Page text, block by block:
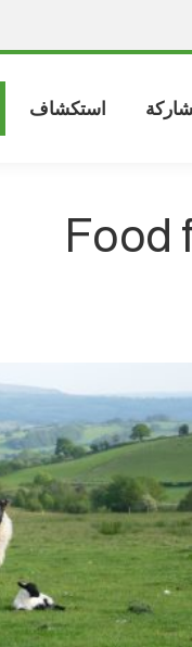
استكشاف
Food